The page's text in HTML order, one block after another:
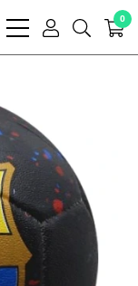
bars
user
search
0